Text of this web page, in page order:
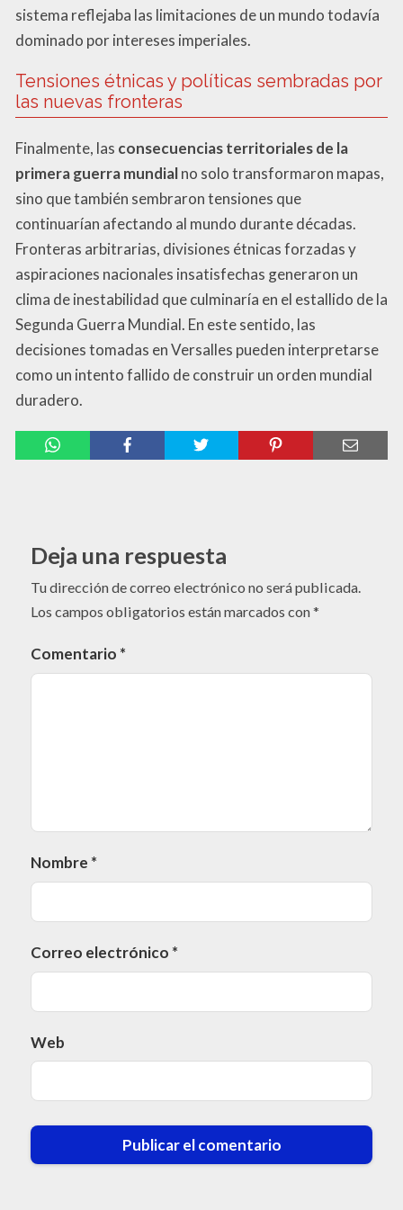
sistema reflejaba las limitaciones de un mundo todavía
dominado por intereses imperiales.
Tensiones étnicas y políticas sembradas por
las nuevas fronteras
Finalmente, las consecuencias territoriales de la
primera guerra mundialno solo transformaron mapas,
sino que también sembraron tensiones que
continuarían afectando al mundo durante décadas.
Fronteras arbitrarias, divisiones étnicas forzadas y
aspiraciones nacionales insatisfechas generaron un
clima de inestabilidad que culminaría en el estallido de la
Segunda Guerra Mundial. En este sentido, las
decisiones tomadas en Versalles pueden interpretarse
como un intento fallido de construir un orden mundial
duradero.
Deja una respuesta
Tu dirección de correo electrónico no será publicada.
Los campos obligatorios están marcados con*
Comentario *
Nombre *
Correo electrónico *
Web